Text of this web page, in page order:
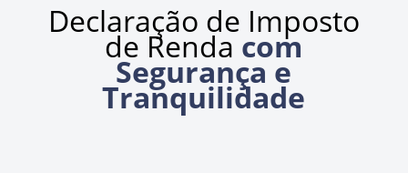
Declaração de Imposto
de Renda com
Segurança e
Tranquilidade